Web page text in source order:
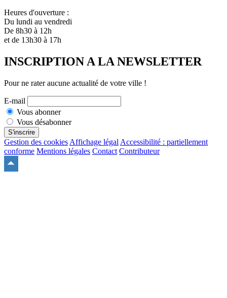
Heures d'ouverture :
Du lundi au vendredi
De 8h30 à 12h
et de 13h30 à 17h
INSCRIPTION A LA NEWSLETTER
Pour ne rater aucune actualité de votre ville !
E-mail
Vous abonner
Vous désabonner
S'inscrire
Gestion des cookies Affichage légal Accessibilité : partiellement
conforme Mentions légales Contact Contributeur